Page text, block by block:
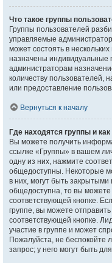
Что такое группы
Группы пользователей
управляемые
может состоять в
назначены индивидуальные
администраторам
количеству пользователей,
или предоставление
Вернуться к началу
Где находятся группы и
Вы можете получить
ссылке «Группы» в вашем
одну из них, нажмите
общедоступны. Некоторые
в них, могут быть
общедоступна, то вы можете
соответствующей кнопке.
группе, вы можете
соответствующей кнопке.
участие в группе и может
Пожалуйста, не беспокойте
запрос; у него могут быть